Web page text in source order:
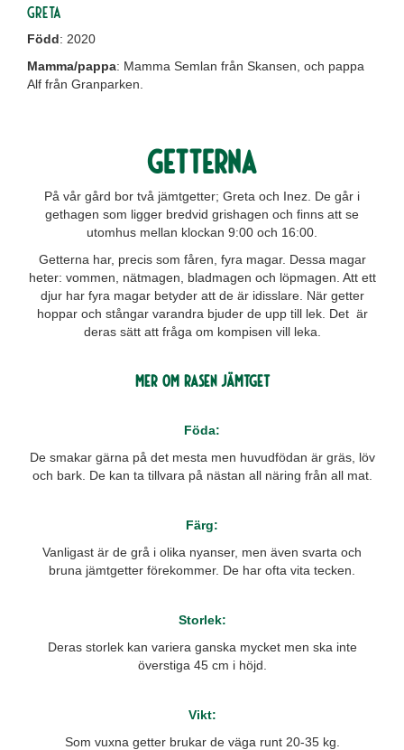
Greta
Född: 2020
Mamma/pappa: Mamma Semlan från Skansen, och pappa
Alf från Granparken.
Getterna
På vår gård bor två jämtgetter; Greta och Inez. De går i
gethagen som ligger bredvid grishagen och finns att se
utomhus mellan klockan 9:00 och 16:00.
Getterna har, precis som fåren, fyra magar. Dessa magar
heter: vommen, nätmagen, bladmagen och löpmagen. Att ett
djur har fyra magar betyder att de är idisslare. När getter
hoppar och stångar varandra bjuder de upp till lek. Det är
deras sätt att fråga om kompisen vill leka.
Mer om rasen jämtget
Föda:
De smakar gärna på det mesta men huvudfödan är gräs, löv
och bark. De kan ta tillvara på nästan all näring från all mat.
Färg:
Vanligast är de grå i olika nyanser, men även svarta och
bruna jämtgetter förekommer. De har ofta vita tecken.
Storlek:
Deras storlek kan variera ganska mycket men ska inte
överstiga 45 cm i höjd.
Vikt:
Som vuxna getter brukar de väga runt 20-35 kg.